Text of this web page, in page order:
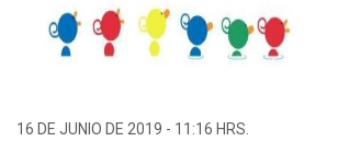
16 DE JUNIO DE 2019 - 11:16 HRS.